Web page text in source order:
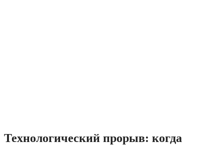
Технологический прорыв: когда